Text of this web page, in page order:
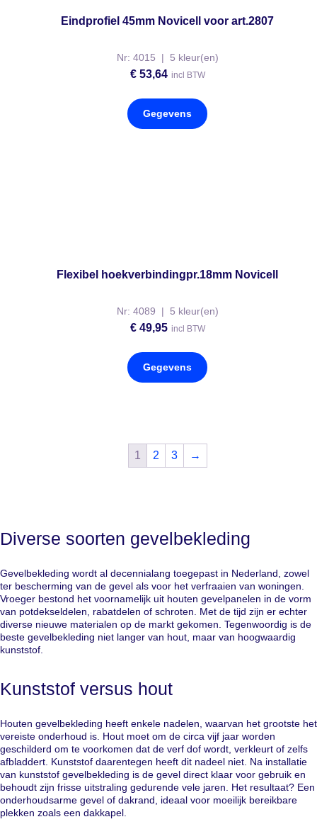
Eindprofiel 45mm Novicell voor art.2807
Nr: 4015 | 5 kleur(en)
€53,64 incl BTW
Gegevens
Flexibel hoekverbindingpr.18mm Novicell
Nr: 4089 | 5 kleur(en)
€49,95 incl BTW
Gegevens
1 2 3 →
Diverse soorten gevelbekleding
Gevelbekleding wordt al decennialang toegepast in Nederland, zowel
ter bescherming van de gevel als voor het verfraaien van woningen.
Vroeger bestond het voornamelijk uit houten gevelpanelen in de vorm
van potdekseldelen, rabatdelen of schroten. Met de tijd zijn er echter
diverse nieuwe materialen op de markt gekomen. Tegenwoordig is de
beste gevelbekleding niet langer van hout, maar van hoogwaardig
kunststof.
Kunststof versus hout
Houten gevelbekleding heeft enkele nadelen, waarvan het grootste het
vereiste onderhoud is. Hout moet om de circa vijf jaar worden
geschilderd om te voorkomen dat de verf dof wordt, verkleurt of zelfs
afbladdert. Kunststof daarentegen heeft dit nadeel niet. Na installatie
van kunststof gevelbekleding is de gevel direct klaar voor gebruik en
behoudt zijn frisse uitstraling gedurende vele jaren. Het resultaat? Een
onderhoudsarme gevel of dakrand, ideaal voor moeilijk bereikbare
plekken zoals een dakkapel.